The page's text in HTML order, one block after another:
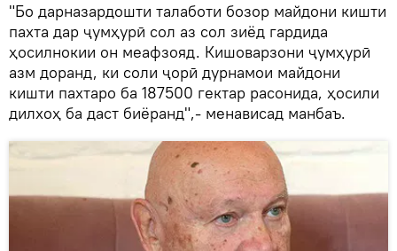
"Бо дарназардошти талаботи бозор майдони кишти
пахта дар ҷумҳурӣ сол аз сол зиёд гардида
ҳосилнокии он меафзояд. Кишоварзони ҷумҳурӣ
азм доранд, ки соли ҷорӣ дурнамои майдони
кишти пахтаро ба 187500 гектар расонида, ҳосили
дилхоҳ ба даст биёранд",- менависад манбаъ.